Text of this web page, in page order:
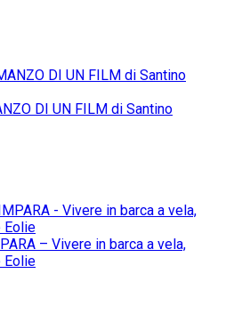
DI UN FILM di Santino
– Vivere in barca a vela,
Eolie